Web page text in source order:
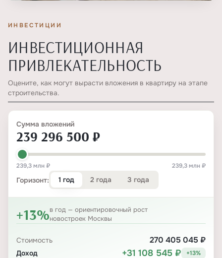
ИНВЕСТИЦИИ
ИНВЕСТИЦИОННАЯ
ПРИВЛЕКАТЕЛЬНОСТЬ
Оцените, как могут вырасти вложения в квартиру на этапе
строительства.
Сумма вложений
239 296 500 ₽
239,3 млн ₽ 239,3 млн ₽
Горизонт: 1 год 2 года 3 года
+13%в год — ориентировочный рост
новостроек Москвы
Стоимость 270 405 045 ₽
Доход +31 108 545 ₽ +13%